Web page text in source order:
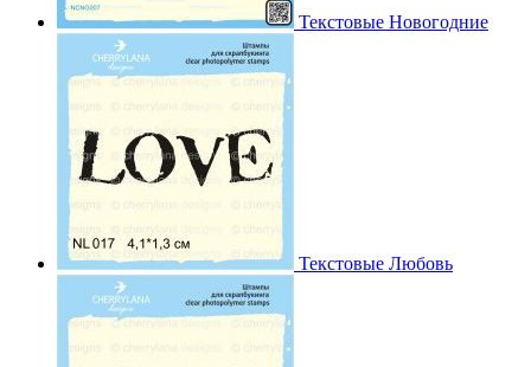
Текстовые Новогодние
Текстовые Любовь